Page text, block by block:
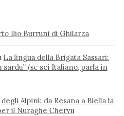
Ilio Burruni di Ghilarza
La lingua della Brigata Sassari:
sardu” (se sei Italiano, parla in
Alpini: da Resana a Biella la
il Nuraghe Chervu